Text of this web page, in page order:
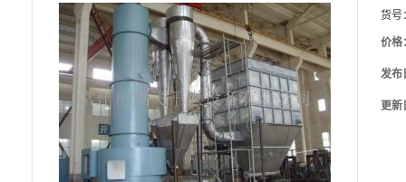
货号
价格
发布
更新